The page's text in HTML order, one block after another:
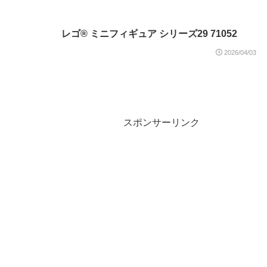
レゴ® ミニフィギュア シリーズ29 71052
2026/04/03
スポンサーリンク